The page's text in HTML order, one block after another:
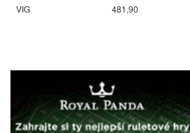
VIG 481,90